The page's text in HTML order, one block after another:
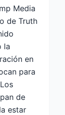
Media
de Truth
la
en
para
de
estar